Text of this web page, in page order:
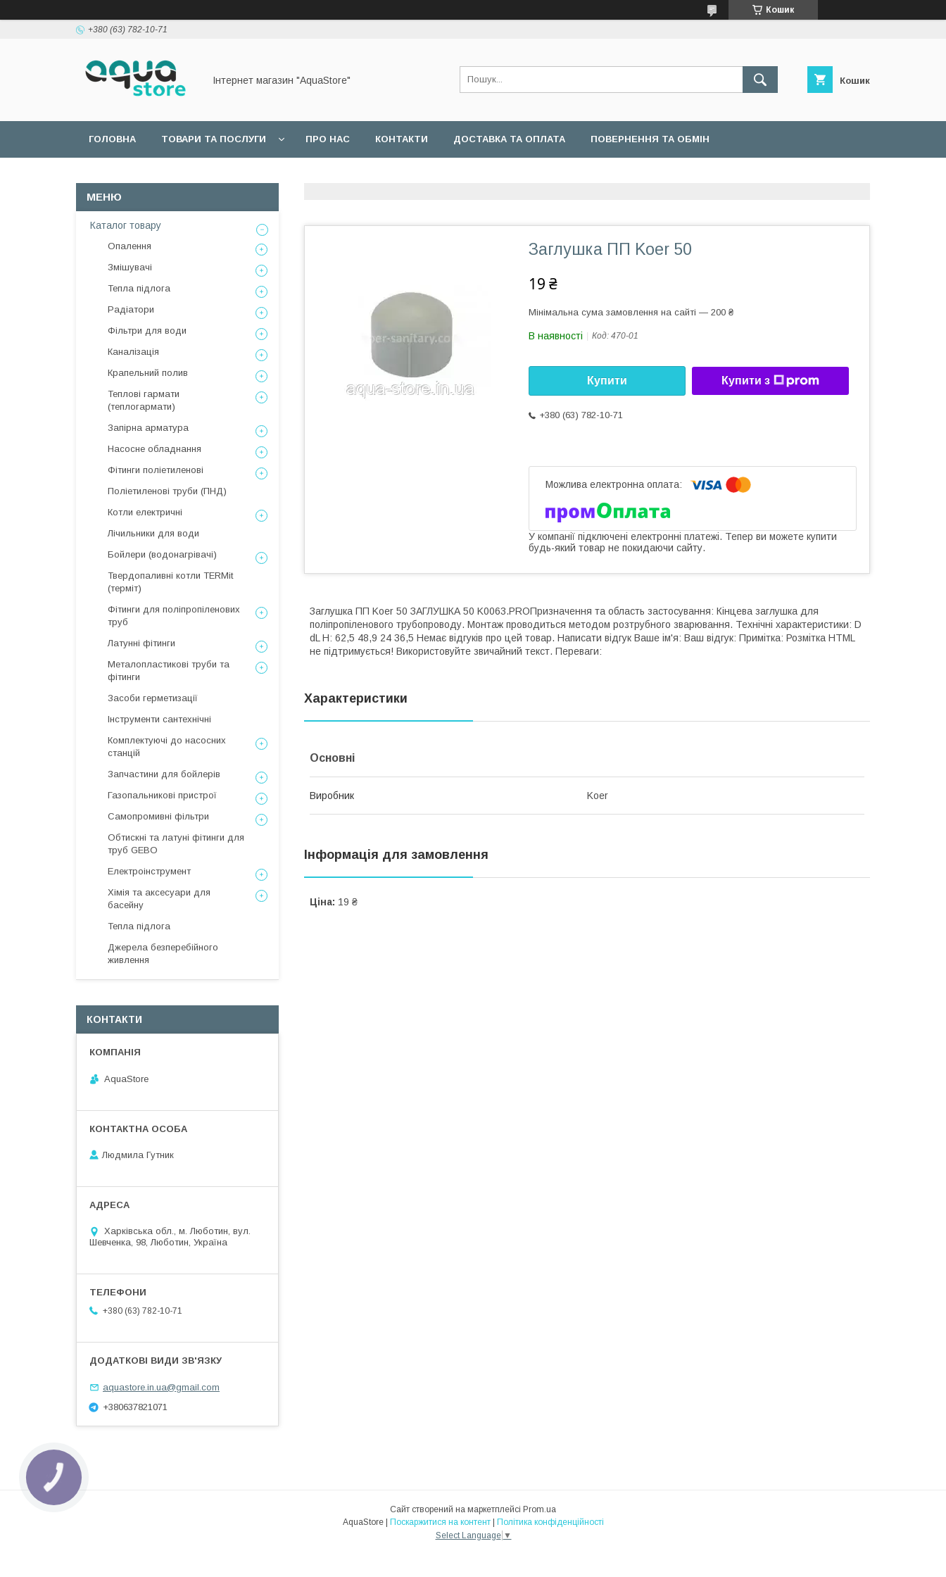
Кошик
+380 (63) 782-10-71
Інтернет магазин "AquaStore" Кошик
ГОЛОВНА ТОВАРИ ТА ПОСЛУГИ ПРО НАС КОНТАКТИ ДОСТАВКА ТА ОПЛАТА ПОВЕРНЕННЯ ТА ОБМІН
Заглушка ПП Koer 50
19 ₴
Мінімальна сума замовлення на сайті — 200 ₴
В наявності Код: 470-01
Купити Купити з
+380 (63) 782-10-71
У компанії підключені електронні платежі. Тепер ви можете купити
будь-який товар не покидаючи сайту.
Заглушка ПП Koer 50 ЗАГЛУШКА 50 K0063.PROПризначення та область застосування: Кінцева заглушка для
поліпропіленового трубопроводу. Монтаж проводиться методом розтрубного зварювання. Технічні характеристики: D
dL H: 62,5 48,9 24 36,5 Немає відгуків про цей товар. Написати відгук Ваше ім'я: Ваш відгук: Примітка: Розмітка HTML
не підтримується! Використовуйте звичайний текст. Переваги:
Характеристики
Основні
Виробник Koer
Інформація для замовлення
Ціна: 19 ₴
Каталог товару
Опалення
Змішувачі
Тепла підлога
Радіатори
Фільтри для води
Каналізація
Крапельний полив
Теплові гармати
(теплогармати)
Запірна арматура
Насосне обладнання
Фітинги поліетиленові
Поліетиленові труби (ПНД)
Котли електричні
Лічильники для води
Бойлери (водонагрівачі)
Твердопаливні котли TERMit
(терміт)
Фітинги для поліпропіленових
труб
Латунні фітинги
Металопластикові труби та
фітинги
Засоби герметизації
Інструменти сантехнічні
Комплектуючі до насосних
станцій
Запчастини для бойлерів
Газопальникові пристрої
Самопромивні фільтри
Обтискні та латуні фітинги для
труб GEBO
Електроінструмент
Хімія та аксесуари для
басейну
Тепла підлога
Джерела безперебійного
живлення
КОНТАКТИ
AquaStore
Людмила Гутник
Харківська обл., м. Люботин, вул.
Шевченка, 98, Люботин, Україна
+380 (63) 782-10-71
aquastore.in.ua@gmail.com
+380637821071
Сайт створений на маркетплейсі Prom.ua
Поскаржитися на контент
Політика конфіденційності
Select Language ▼
КНОПКА
ЗВ'ЯЗКУ